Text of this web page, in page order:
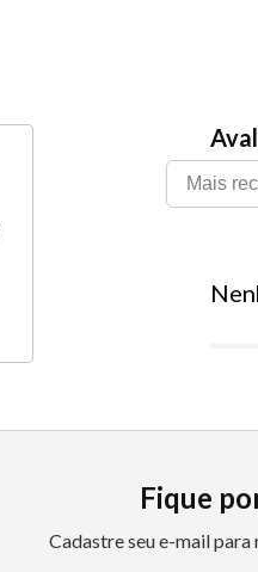
Mais
Fique
Cadastre seu e-mail